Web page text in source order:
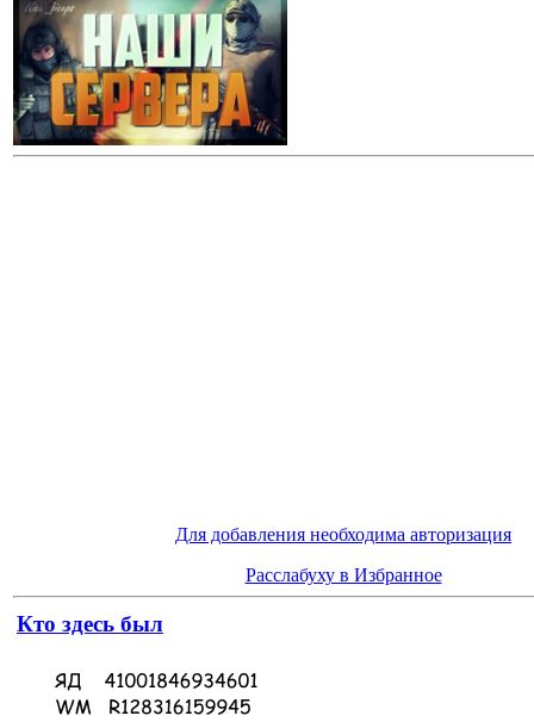
Для добавления необходима авторизация
Расслабуху в Избранное
Кто здесь был